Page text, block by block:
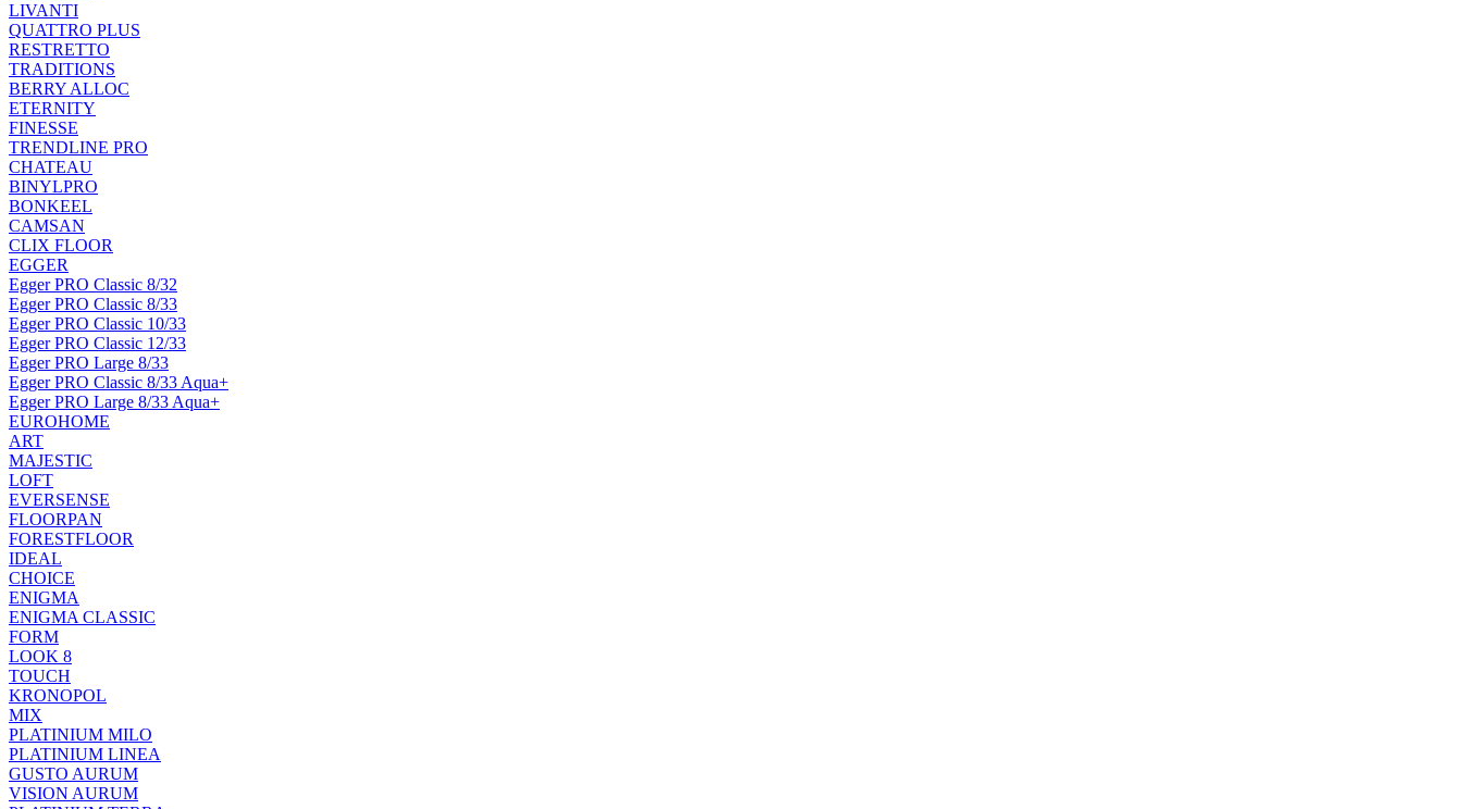
LIVANTI
QUATTRO PLUS
RESTRETTO
TRADITIONS
BERRY ALLOC
ETERNITY
FINESSE
TRENDLINE PRO
CHATEAU
BINYLPRO
BONKEEL
CAMSAN
CLIX FLOOR
EGGER
Egger PRO Classic 8/32
Egger PRO Classic 8/33
Egger PRO Classic 10/33
Egger PRO Classic 12/33
Egger PRO Large 8/33
Egger PRO Classic 8/33 Aqua+
Egger PRO Large 8/33 Aqua+
EUROHOME
ART
MAJESTIC
LOFT
EVERSENSE
FLOORPAN
FORESTFLOOR
IDEAL
CHOICE
ENIGMA
ENIGMA CLASSIC
FORM
LOOK 8
TOUCH
KRONOPOL
MIX
PLATINIUM MILO
PLATINIUM LINEA
GUSTO AURUM
VISION AURUM